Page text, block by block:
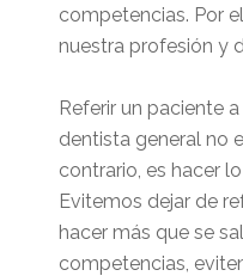
competencias. Por
nuestra profesión y
Referir un paciente
dentista general no
contrario, es hacer
Evitemos dejar de
hacer más que se
competencias,